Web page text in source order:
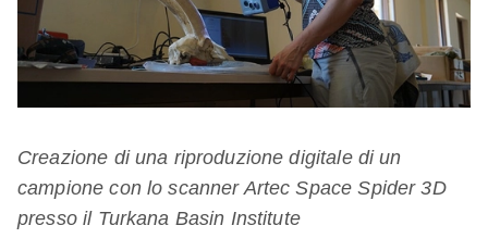
Creazione di una riproduzione digitale di un
campione con lo scanner Artec Space Spider 3D
presso il Turkana Basin Institute